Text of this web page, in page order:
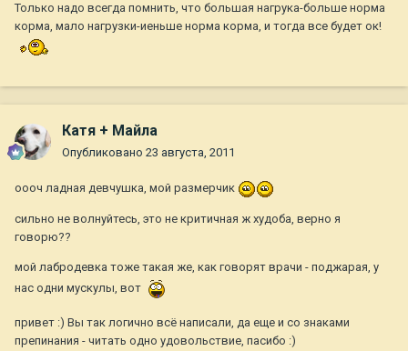
Только надо всегда помнить, что большая нагрука-больше норма
корма, мало нагрузки-иеньше норма корма, и тогда все будет ок!
Катя + Майла
Опубликовано 23 августа, 2011
оооч ладная девчушка, мой размерчик
сильно не волнуйтесь, это не критичная ж худоба, верно я
говорю??
мой лабродевка тоже такая же, как говорят врачи - поджарая, у
нас одни мускулы, вот
привет :) Вы так логично всё написали, да еще и со знаками
препинания - читать одно удовольствие, пасибо :)